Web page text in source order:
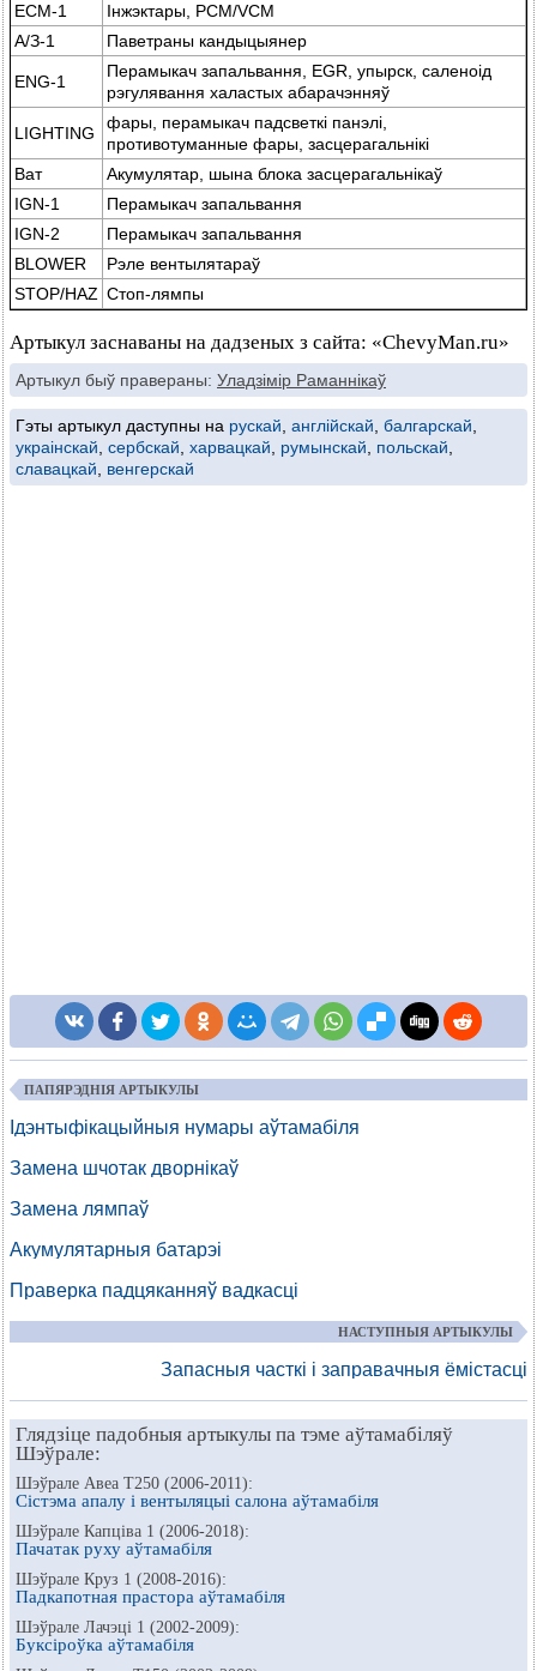
ЕСМ-1
Інжэктары, PCM/VCM
А/З-1
Паветраны кандыцыянер
ENG-1
Перамыкач запальвання, EGR, упырск, саленоід
рэгулявання халастых абарачэнняў
LIGHTING
фары, перамыкач падсветкі панэлі,
противотуманные фары, засцерагальнікі
Ват
Акумулятар, шына блока засцерагальнікаў
IGN-1
Перамыкач запальвання
IGN-2
Перамыкач запальвання
BLOWER
Рэле вентылятараў
STOP/HAZ Стоп-лямпы
Артыкул заснаваны на дадзеных з сайта: «ChevyMan.ru»
Артыкул быў правераны: Уладзімір Раманнікаў
Гэты артыкул даступны на рускай англійскай балгарскай
украінскай сербскай харвацкай румынскай польскай
славацкай
венгерскай
ПАПЯРЭДНІЯ АРТЫКУЛЫ
Ідэнтыфікацыйныя нумары аўтамабіля
Замена шчотак дворнікаў
Замена лямпаў
Акумулятарныя батарэі
Праверка падцяканняў вадкасці
НАСТУПНЫЯ АРТЫКУЛЫ
Запасныя часткі і заправачныя ёмістасці
Глядзіце падобныя артыкулы па тэме аўтамабіляў
Шэўрале:
Шэўрале Авеа Т250 (2006-2011):
Сістэма апалу і вентыляцыі салона аўтамабіля
Шэўрале Капціва 1 (2006-2018):
Пачатак руху аўтамабіля
Шэўрале Круз 1 (2008-2016):
Падкапотная прастора аўтамабіля
Шэўрале Лачэці 1 (2002-2009):
Буксіроўка аўтамабіля